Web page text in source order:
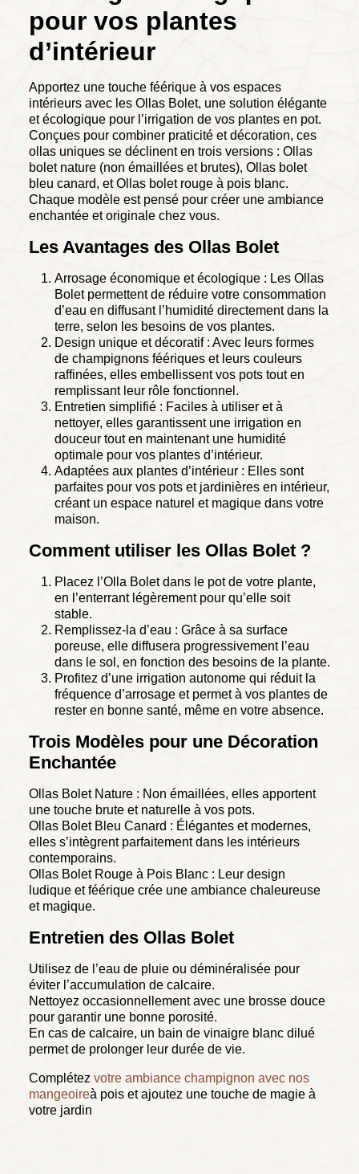
pour vos plantes
d’intérieur
Apportez une touche féérique à vos espaces
intérieurs avec les Ollas Bolet, une solution élégante
et écologique pour l’irrigation de vos plantes en pot.
Conçues pour combiner praticité et décoration, ces
ollas uniques se déclinent en trois versions : Ollas
bolet nature (non émaillées et brutes), Ollas bolet
bleu canard, et Ollas bolet rouge à pois blanc.
Chaque modèle est pensé pour créer une ambiance
enchantée et originale chez vous.
Les Avantages des Ollas Bolet
Arrosage économique et écologique : Les Ollas
Bolet permettent de réduire votre consommation
d’eau en diffusant l’humidité directement dans la
terre, selon les besoins de vos plantes.
Design unique et décoratif : Avec leurs formes
de champignons féériques et leurs couleurs
raffinées, elles embellissent vos pots tout en
remplissant leur rôle fonctionnel.
Entretien simplifié : Faciles à utiliser et à
nettoyer, elles garantissent une irrigation en
douceur tout en maintenant une humidité
optimale pour vos plantes d’intérieur.
Adaptées aux plantes d’intérieur : Elles sont
parfaites pour vos pots et jardinières en intérieur,
créant un espace naturel et magique dans votre
maison.
Comment utiliser les Ollas Bolet ?
Placez l’Olla Bolet dans le pot de votre plante,
en l’enterrant légèrement pour qu’elle soit
stable.
Remplissez-la d’eau : Grâce à sa surface
poreuse, elle diffusera progressivement l’eau
dans le sol, en fonction des besoins de la plante.
Profitez d’une irrigation autonome qui réduit la
fréquence d’arrosage et permet à vos plantes de
rester en bonne santé, même en votre absence.
Trois Modèles pour une Décoration
Enchantée
Ollas Bolet Nature : Non émaillées, elles apportent
une touche brute et naturelle à vos pots.
Ollas Bolet Bleu Canard : Élégantes et modernes,
elles s’intègrent parfaitement dans les intérieurs
contemporains.
Ollas Bolet Rouge à Pois Blanc : Leur design
ludique et féérique crée une ambiance chaleureuse
et magique.
Entretien des Ollas Bolet
Utilisez de l’eau de pluie ou déminéralisée pour
éviter l’accumulation de calcaire.
Nettoyez occasionnellement avec une brosse douce
pour garantir une bonne porosité.
En cas de calcaire, un bain de vinaigre blanc dilué
permet de prolonger leur durée de vie.
Complétez votre ambiance champignon avec nos
mangeoireà pois et ajoutez une touche de magie à
votre jardin